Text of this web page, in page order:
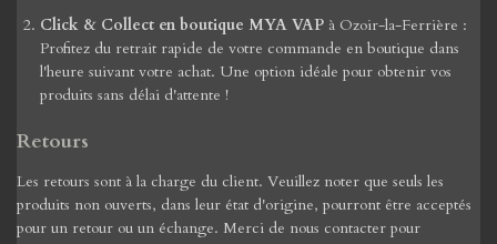
Click & Collect en boutique MYA VAP à Ozoir-la-Ferrière :
Profitez du retrait rapide de votre commande en boutique dans
l'heure suivant votre achat. Une option idéale pour obtenir vos
produits sans délai d'attente !
Retours
Les retours sont à la charge du client. Veuillez noter que seuls les
produits non ouverts, dans leur état d'origine, pourront être acceptés
pour un retour ou un échange. Merci de nous contacter pour